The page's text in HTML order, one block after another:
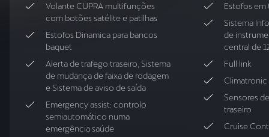
Volante CUPRA multifunções
com botões satélite e patilhas
Estofos Dinamica para bancos
baquet
Alerta de trafego traseiro, Sistema
de mudança de faixa de rodagem
e Sistema de aviso de saída
Emergency assist: controlo
semiautomático numa
emergência saúde
Estofos
Sistema
de
central de
Full link
Climatronic
Sensores
traseiro
Cruise